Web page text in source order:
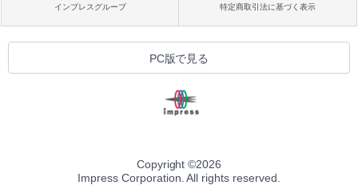
インプレスグループ 特定商取引法に基づく表示
PC版で見る
Copyright ©2026
Impress Corporation. All rights reserved.